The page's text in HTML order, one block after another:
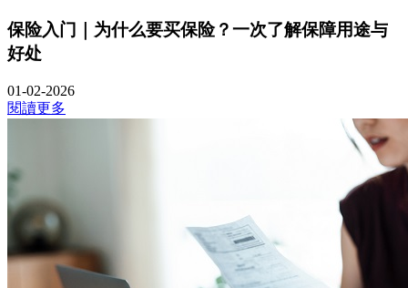
保险入门｜为什么要买保险？一次了解保障用途与
好处
01-02-2026
閱讀更多